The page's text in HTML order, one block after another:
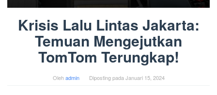
Krisis Lalu Lintas Jakarta:
Temuan Mengejutkan
TomTom Terungkap!
Olehadmin Diposting pada Januari 15, 2024